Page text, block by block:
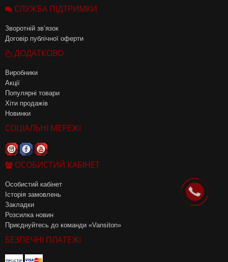
СЛУЖБА ПІДТРИМКИ
Зворотній зв’язок
Договір публічної оферти
ДОДАТКОВО
Виробники
Акції
Популярні товари
Хіти продажів
Новинки
СОЦІАЛЬНІ МЕРЕЖІ
ОСОБИСТИЙ КАБІНЕТ
Особистий кабінет
Історія замовлень
Закладки
Розсилка новин
Приєднуйтесь до команди «Vansiton»
БЕЗПЕЧНІ ПЛАТЕЖІ